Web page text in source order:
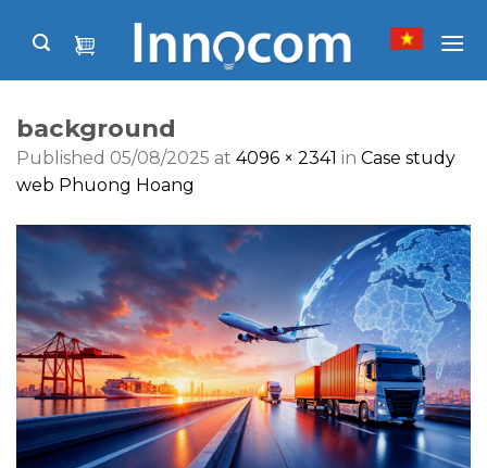
background
Published 05/08/2025 at 4096 × 2341 in Case study
web Phuong Hoang